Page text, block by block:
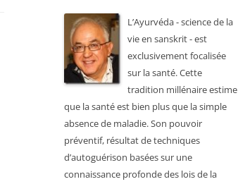
L’Ayurvéda - science de la
vie en sanskrit - est
exclusivement focalisée
sur la santé. Cette
tradition millénaire estime
que la santé est bien plus que la simple
absence de maladie. Son pouvoir
préventif, résultat de techniques
d’autoguérison basées sur une
connaissance profonde des lois de la